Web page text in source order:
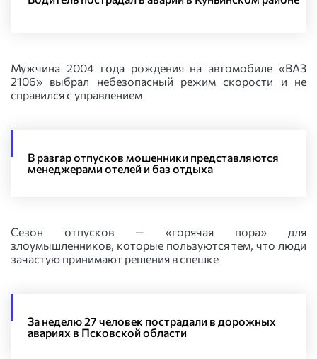
Мужчина 2004 года рождения на автомобиле «ВАЗ
2106» выбрал небезопасный режим скорости и не
справился с управлением
В разгар отпусков мошенники представляются
менеджерами отелей и баз отдыха
Сезон отпусков — «горячая пора» для
злоумышленников, которые пользуются тем, что люди
зачастую принимают решения в спешке
За неделю 27 человек пострадали в дорожных
авариях в Псковской области